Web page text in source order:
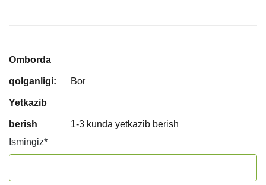
Omborda
qolganligi: Bor
Yetkazib
berish
1-3 kunda yetkazib berish
Ismingiz*